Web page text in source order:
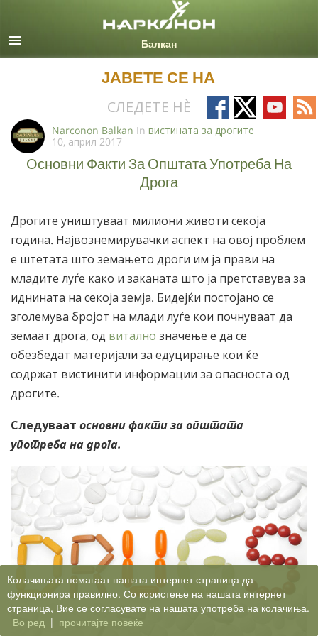
Macedonian
ЈАВЕТЕ СЕ НА
СЛЕДЕТЕ НÈ
Follow
on
Follow
on
Follow
on
on
Narconon Balkan In вистината за дрогите
10, април 2017
Основни Факти За Општата Употреба На
Дрога
Дрогите уништуваат милиони животи секоја
година. Највознемирувачки аспект на овој проблем
е штетата што земањето дроги им ја прави на
младите луѓе како и заканата што ја претставува за
иднината на секоја земја. Бидејќи постојано се
зголемува бројот на млади луѓе кои почнуваат да
земаат дрога, од витално значење е да се
обезбедат материјали за едуцирање кои ќе
содржат вистинити информации за опасноста од
дрогите.
Следуваат основни факти за општата
употреба на дрога.
Колачињата помагаат нашата интернет страница да
функционира правилно. Со користење на нашата интернет
страница, Вие се согласувате на нашата употреба на колачиња.
Во ред | прочитајте повеќе